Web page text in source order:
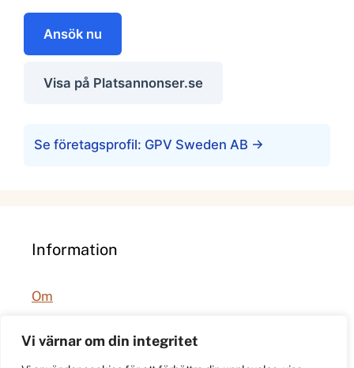
Vi värnar om din integritet
Ansök nu
Visa på Platsannonser.se
Se företagsprofil: GPV Sweden AB →
Information
Om